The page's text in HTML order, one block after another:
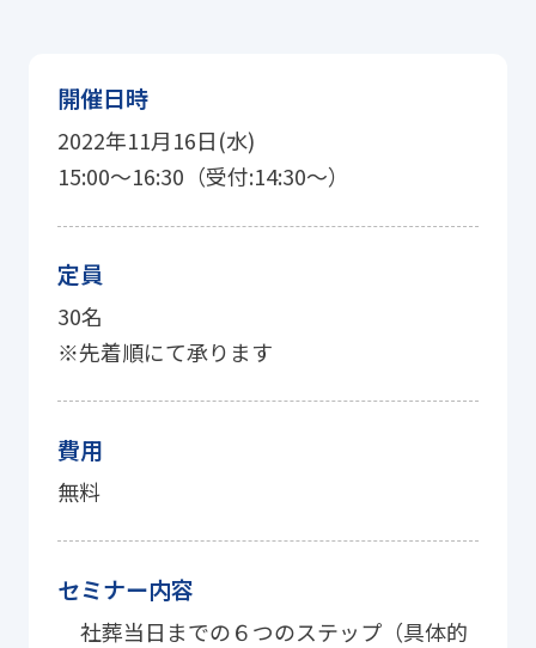
開催日時
2022年11月16日(水)
15:00〜16:30（受付:14:30〜）
定員
30名
※先着順にて承ります
費用
無料
セミナー内容
社葬当日までの６つのステップ（具体的